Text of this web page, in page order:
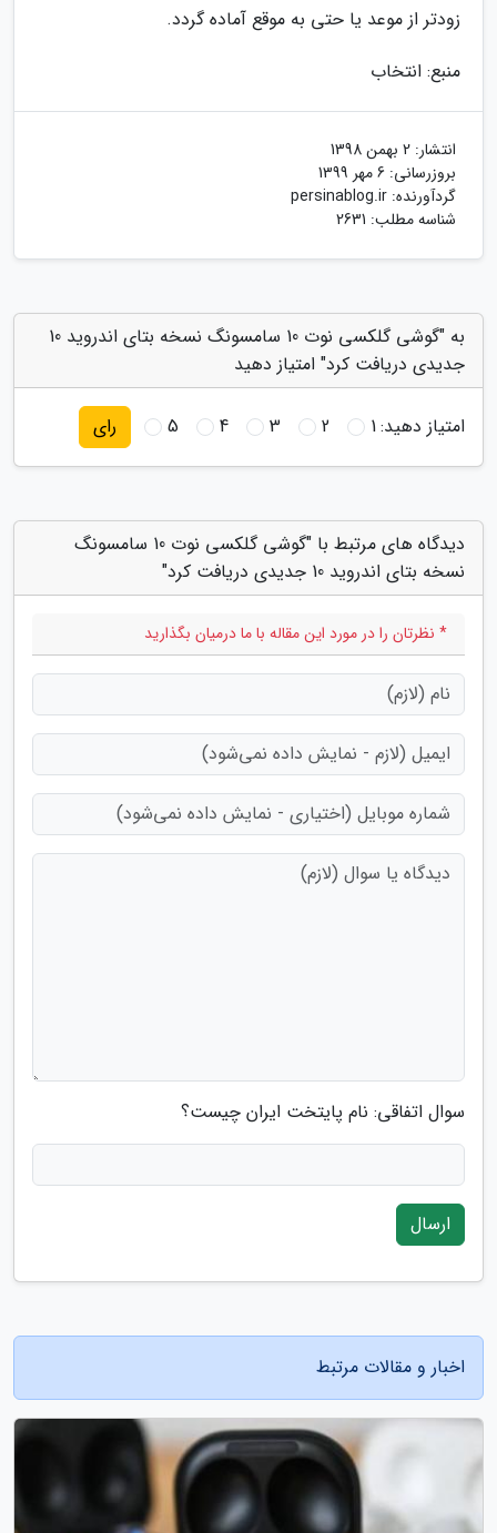
زودتر از موعد یا حتی به موقع آماده گردد.
منبع: انتخاب
انتشار: 2 بهمن 1398
بروزرسانی: 6 مهر 1399
گردآورنده: persinablog.ir
شناسه مطلب: 2631
به "گوشی گلکسی نوت 10 سامسونگ نسخه بتای اندروید 10
جدیدی دریافت کرد" امتیاز دهید
امتیاز دهید:1
2
3
4
5 رای
دیدگاه های مرتبط با "گوشی گلکسی نوت 10 سامسونگ
نسخه بتای اندروید 10 جدیدی دریافت کرد"
* نظرتان را در مورد این مقاله با ما درمیان بگذارید
سوال اتفاقی: نام پایتخت ایران چیست؟
ارسال
اخبار و مقالات مرتبط